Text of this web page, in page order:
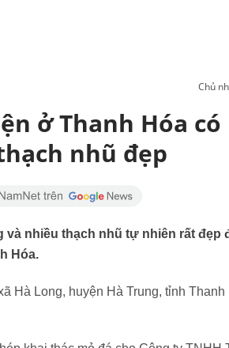
chủ
ở Thanh Hóa
nhũ đẹp
nhiều thạch nhũ tự nhiên rất đẹp
Hóa.
Hà Long, huyện Hà Trung, tỉnh Thanh